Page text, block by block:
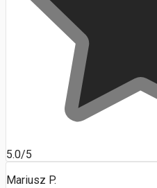
5.0/5
Mariusz P.